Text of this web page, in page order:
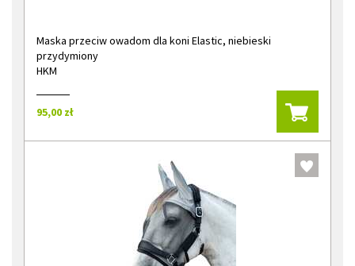
Maska przeciw owadom dla koni Elastic, niebieski
przydymiony
HKM
95,00 zł